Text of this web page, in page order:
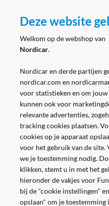
Volg ons
Deze website
Welkom op de webshop van
Nordicar.
Nordicar en derde partijen
nordicar.com en
voor statistieken en om
kunnen ook voor
relevante advertenties,
tracking cookies plaatsen.
cookies op je apparaat
voor het gebruik van de site.
we je toestemming nodig.
klikken, stemt u in met het
hieronder de vakjes voor
bij de "cookie instellingen"
opslaan" om je